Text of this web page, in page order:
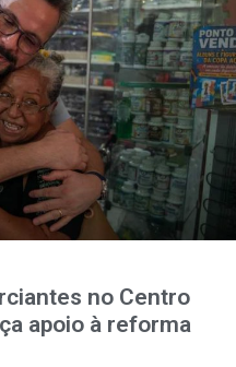
no Centro
apoio à reforma